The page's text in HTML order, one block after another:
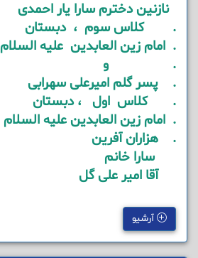
نازنین دخترم سارا یار احمدی
. کلاس سوم ، دبستان
. امام زین العابدین علیه السلام
. و
. پسر گلم امیرعلی سهرابی
. کلاس اول ، دبستان
. امام زین العابدین علیه السلام
. هزاران آفرین
سارا خانم
آقا امیر علی گل
آرشیو